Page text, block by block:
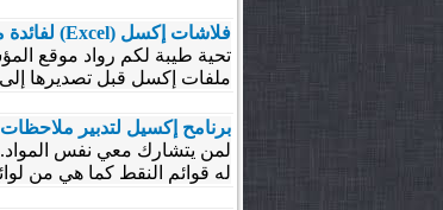
فلاشات إكسل (Excel) لفائدة منظومة مسار
تحية طيبة لكم رواد موقع
ملفات إكسل قبل تصديرها
برنامح إكسيل لتدبير
لمن يتشارك معي نفس
له قوائم النقط كما هي من